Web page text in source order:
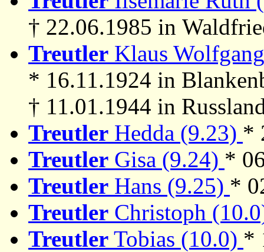
† 22.06.1985 in
Treutler Klaus
* 16.11.1924 in
† 11.01.1944 in
Treutler Hedda (9.23) *
Treutler Gisa (9.24) *
Treutler Hans (9.25) *
Treutler Christoph
Treutler Tobias (10.0) *